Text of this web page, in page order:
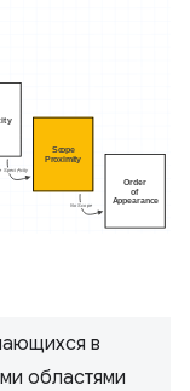
в
областями